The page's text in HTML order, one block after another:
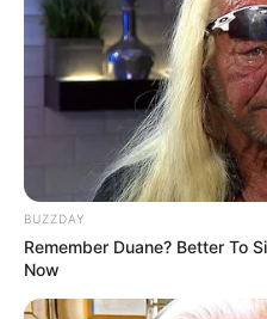
BUZZDAY
Remember Duane? Better To
Now